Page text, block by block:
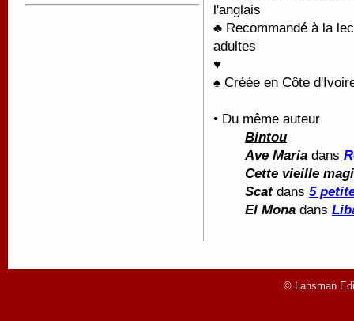
l'anglais
♣ Recommandé à la
adultes
♥
♠ Créée en Côte
• Du même auteur
Bintou
Ave Maria dans
Cette vieille
Scatdans 5
El Mona dans
© Lansman